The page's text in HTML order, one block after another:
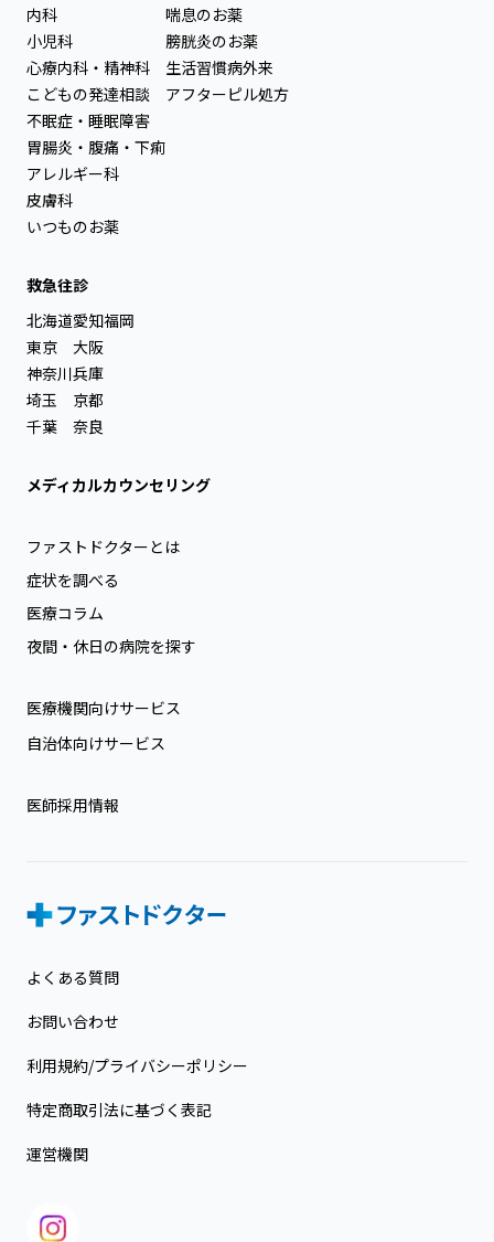
内科
小児科
心療内科・精神科
こどもの発達相談
不眠症・睡眠障害
胃腸炎・腹痛・下痢
アレルギー科
皮膚科
いつものお薬
喘息のお薬
膀胱炎のお薬
生活習慣病外来
アフターピル処方
救急往診
北海道
東京
神奈川
埼玉
千葉
愛知
大阪
兵庫
京都
奈良
福岡
メディカルカウンセリング
ファストドクターとは
症状を調べる
医療コラム
夜間・休日の病院を探す
医療機関向けサービス
自治体向けサービス
医師採用情報
よくある質問
お問い合わせ
利用規約/プライバシーポリシー
特定商取引法に基づく表記
運営機関